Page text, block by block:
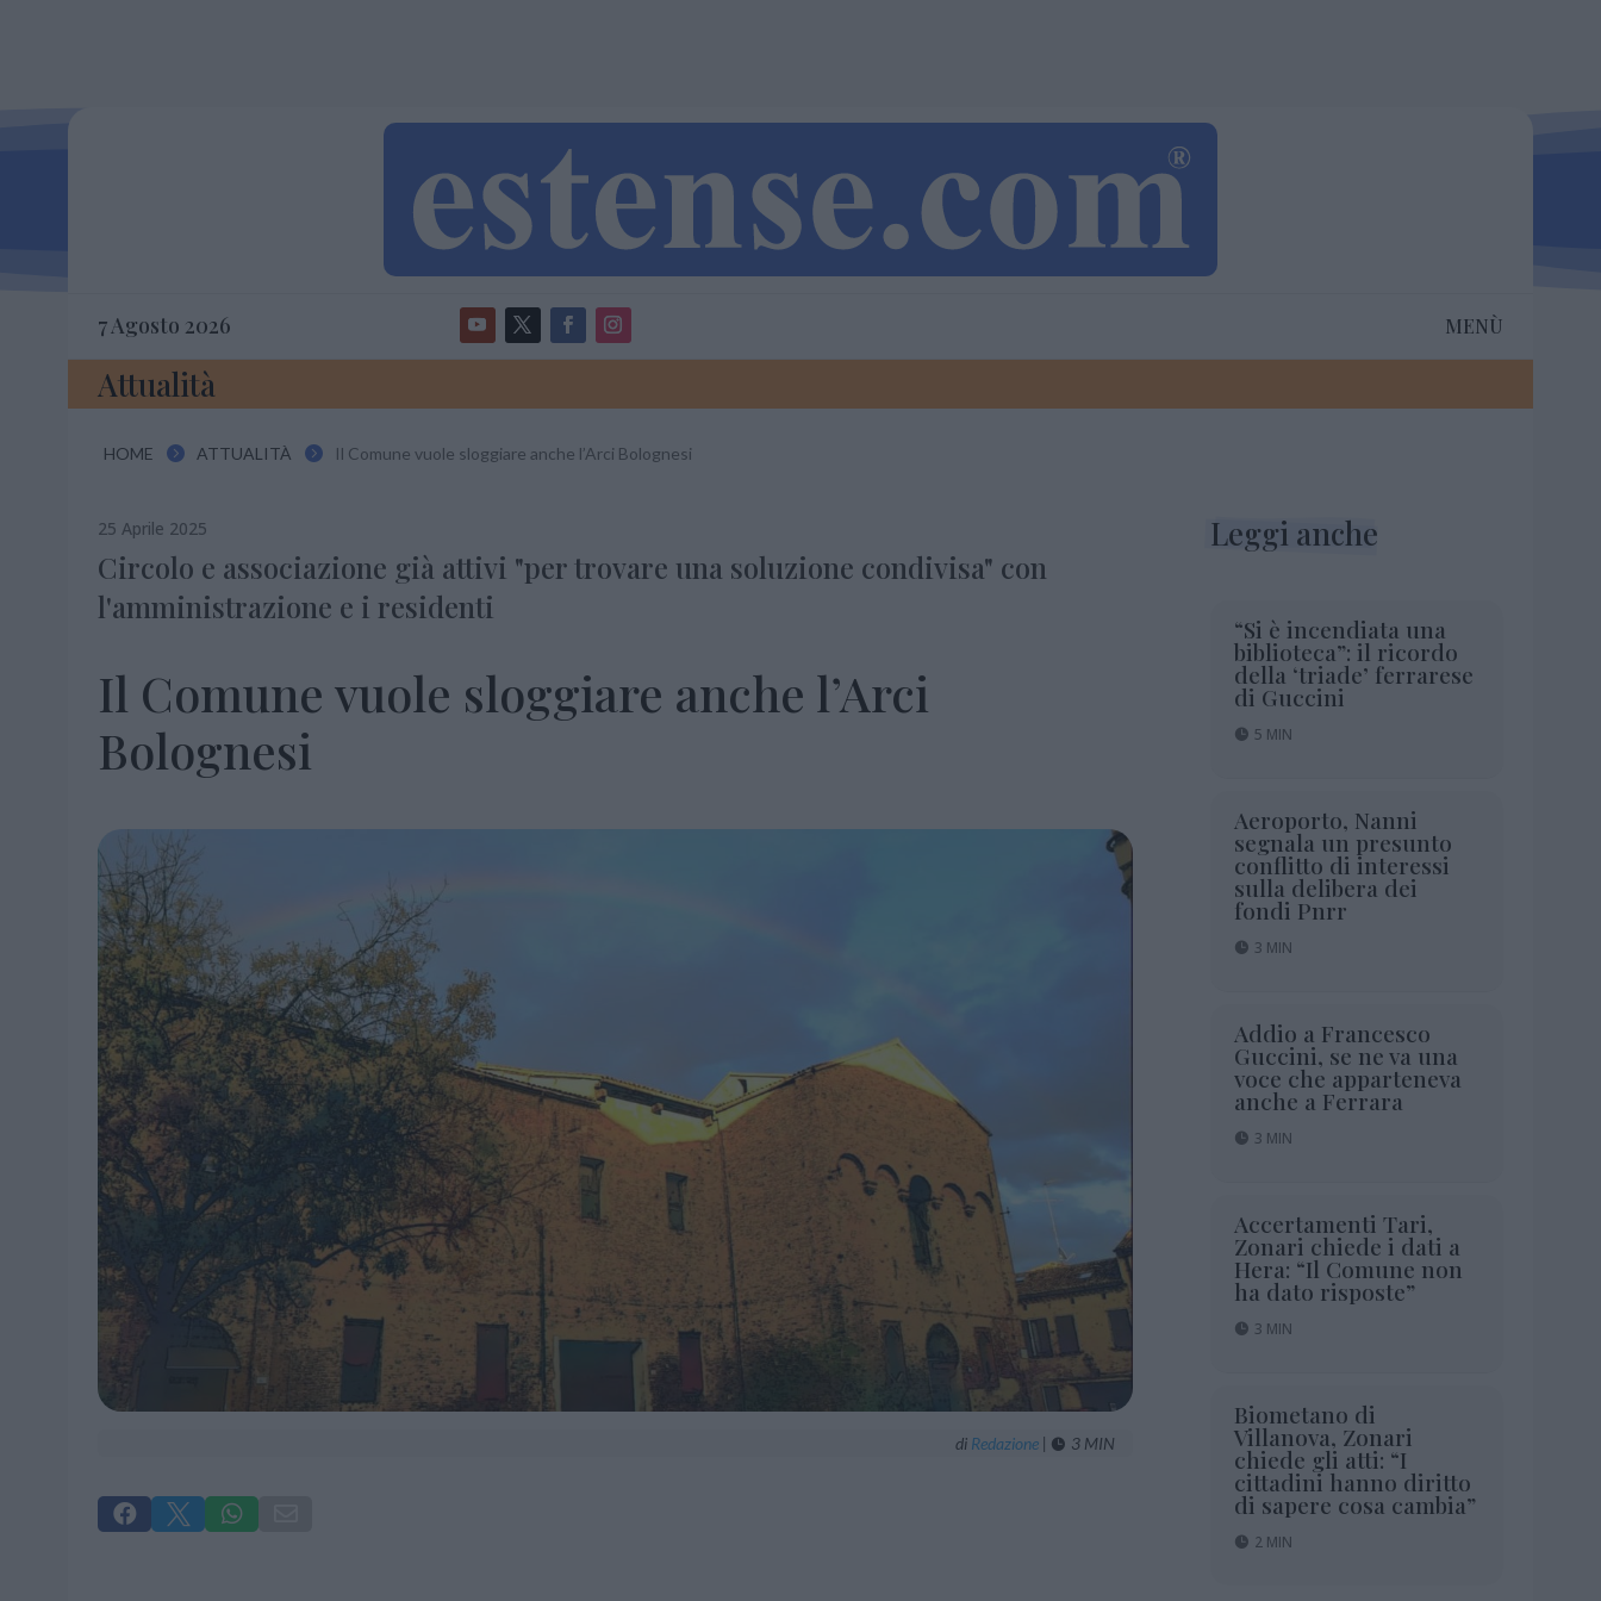
7 Agosto 2026 MENÙ
Attualità
HOME  ATTUALITÀ  Il Comune vuole sloggiare anche l’Arci Bolognesi
25 Aprile 2025
Circolo e associazione già attivi "per trovare una soluzione condivisa" con
l'amministrazione e i residenti
Il Comune vuole sloggiare anche l’Arci
Bolognesi
di Redazione|  3 MIN
  
Leggi anche
“Si è incendiata una
biblioteca”: il ricordo
della ‘triade’ ferrarese
di Guccini
5 MIN
Aeroporto, Nanni
segnala un presunto
conflitto di interessi
sulla delibera dei
fondi Pnrr
3 MIN
Addio a Francesco
Guccini, se ne va una
voce che apparteneva
anche a Ferrara
3 MIN
Accertamenti Tari,
Zonari chiede i dati a
Hera: “Il Comune non
ha dato risposte”
3 MIN
Biometano di
Villanova, Zonari
chiede gli atti: “I
cittadini hanno diritto
di sapere cosa cambia”
2 MIN